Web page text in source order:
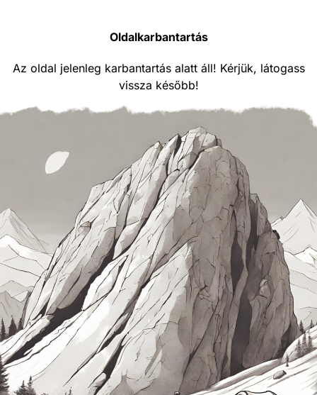
Oldalkarbantartás
Az oldal jelenleg karbantartás alatt áll! Kérjük, látogass
vissza később!